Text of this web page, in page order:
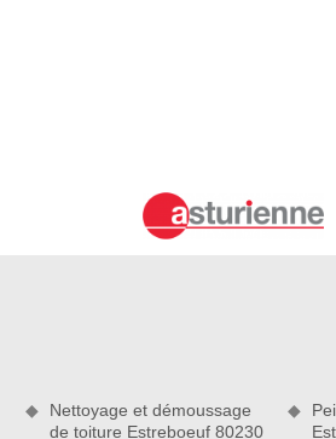
maîtrisions le secteur de la zinguerie ;
pouvons assurer la pose, la
l’occurrence les gouttières, les
entourages de cheminée, entre autres.
En quête d’une société couvreur fiable,
professionnels souhaitant faire des
Nettoyage et démoussage
de toiture Estreboeuf 80230